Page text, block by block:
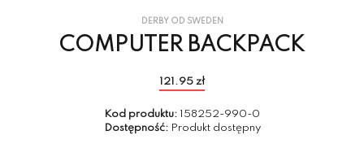
DERBY OD SWEDEN
COMPUTER BACKPACK
121.95 zł
Kod produktu: 158252-990-0
Dostępność: Produkt dostępny